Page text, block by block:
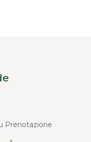
Prenotazione